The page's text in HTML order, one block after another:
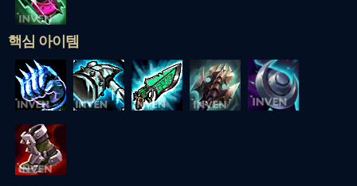
핵심 아이템